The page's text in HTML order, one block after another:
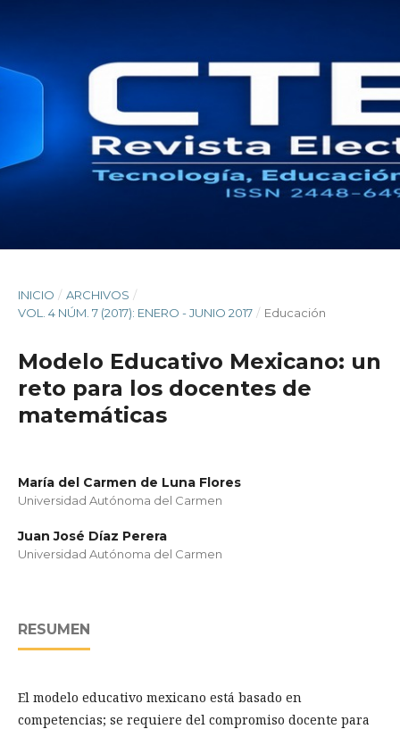
INICIO / ARCHIVOS /
VOL. 4 NÚM. 7 (2017): ENERO - JUNIO 2017 / Educación
Modelo Educativo Mexicano: un
reto para los docentes de
matemáticas
María del Carmen de Luna Flores
Universidad Autónoma del Carmen
Juan José Díaz Perera
Universidad Autónoma del Carmen
RESUMEN
El modelo educativo mexicano está basado en
competencias; se requiere del compromiso docente para